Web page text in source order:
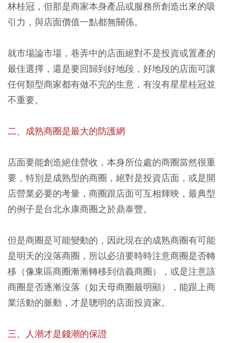
林桂冠，但那是商家本身產品或服務所創造出來的吸
引力，與店面價值一點都無關係。
就市場論市場，巷弄中的店面絕對不是投資或置產的
最佳選擇，還是要回歸到好地段，好地段的店面可讓
任何類型商家都有做不完的生意，有沒有星星桂冠並
不重要。
二、成熟商圈是最大的防護網
店面要能創造絕佳營收，本身所位處的商圈當然很重
要，特別是成熟型的商圈，絕對是投資店面，或是開
店營業必要的考量，商圈跟店面可互相輝映，最典型
的例子是台北永康商圈之於鼎泰豐。
但是商圈是可能變動的，因此現在的成熟商圈有可能
是明天的沒落商圈，所以必須要時時注意商圈是否轉
移（像東區商圈漸漸轉移到信義商圈），或是注意該
商圈是否逐漸沒落（如天母商圈最明顯），能跟上商
業活動的脈動，才是聰明的店面投資家。
三、人潮才是錢潮的保證